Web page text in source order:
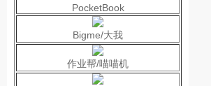
PocketBook
Bigme/大我
作业帮/喵喵机